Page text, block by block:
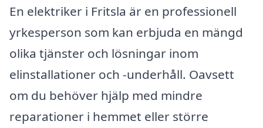
En elektriker i Fritsla är en professionell
yrkesperson som kan erbjuda en mängd
olika tjänster och lösningar inom
elinstallationer och -underhåll. Oavsett
om du behöver hjälp med mindre
reparationer i hemmet eller större